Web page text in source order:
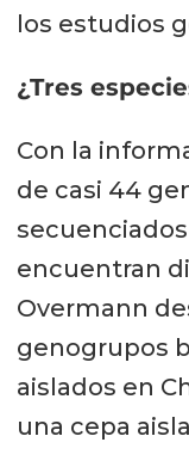
los estudios
¿Tres
Con la
de casi 44
encuentran
Overmann
genogrupos
aislados en
una cepa